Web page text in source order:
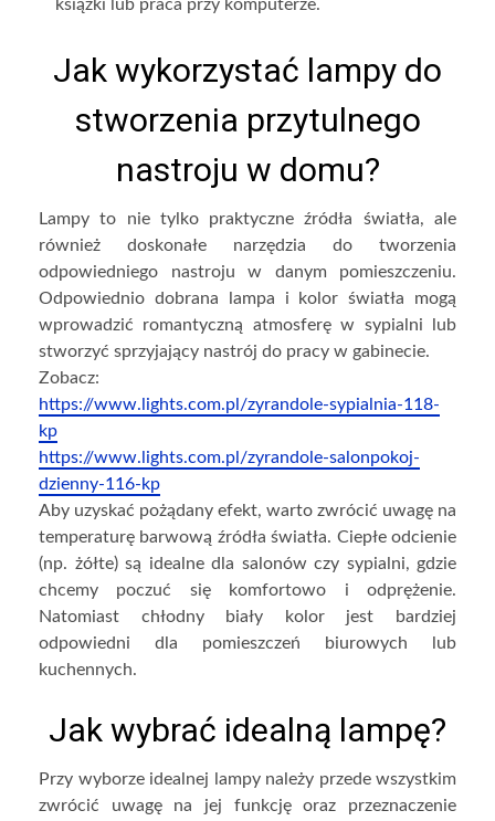
książki lub praca przy komputerze.
Jak wykorzystać lampy do
stworzenia przytulnego
nastroju w domu?
Lampy to nie tylko praktyczne źródła światła, ale
również doskonałe narzędzia do tworzenia
odpowiedniego nastroju w danym pomieszczeniu.
Odpowiednio dobrana lampa i kolor światła mogą
wprowadzić romantyczną atmosferę w sypialni lub
stworzyć sprzyjający nastrój do pracy w gabinecie.
Zobacz:
https://www.lights.com.pl/zyrandole-sypialnia-118-
kp
https://www.lights.com.pl/zyrandole-salonpokoj-
dzienny-116-kp
Aby uzyskać pożądany efekt, warto zwrócić uwagę na
temperaturę barwową źródła światła. Ciepłe odcienie
(np. żółte) są idealne dla salonów czy sypialni, gdzie
chcemy poczuć się komfortowo i odprężenie.
Natomiast chłodny biały kolor jest bardziej
odpowiedni dla pomieszczeń biurowych lub
kuchennych.
Jak wybrać idealną lampę?
Przy wyborze idealnej lampy należy przede wszystkim
zwrócić uwagę na jej funkcję oraz przeznaczenie